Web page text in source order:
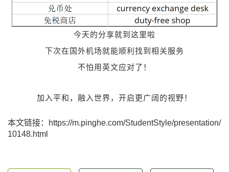
今天的分享就到这里啦
下次在国外机场就能顺利找到相关服务
不怕用英文应对了！
加入平和，融入世界，开启更广阔的视野！
本文链接：https://m.pinghe.com/StudentStyle/presentation/
10148.html